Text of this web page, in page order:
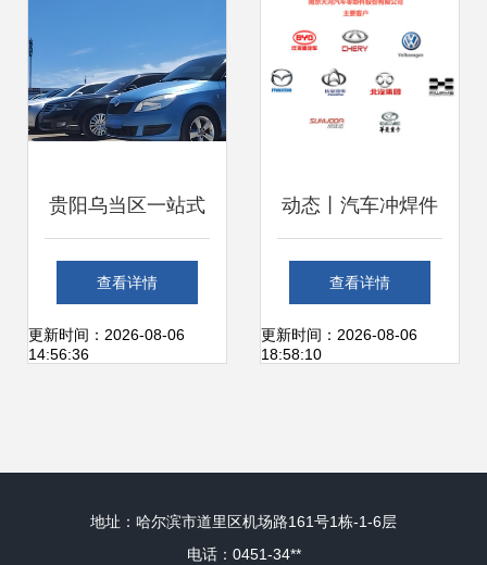
贵阳乌当区一站式
汽车服务 违章咨
询、二手车交易发
查看详情
更新时间：2026-08-06
14:56:36
动态丨汽车冲焊件
领域国产佼佼者南
京天河汽车零部件
目
查看详情
更新时间：2026-08-06
18:58:10
地址：哈尔滨市道里区机场路161号1栋-1-6层
电话：0451-34**